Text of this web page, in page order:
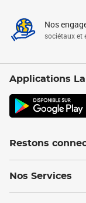
Nos
sociétaux et
Applications
Restons
Nos Services